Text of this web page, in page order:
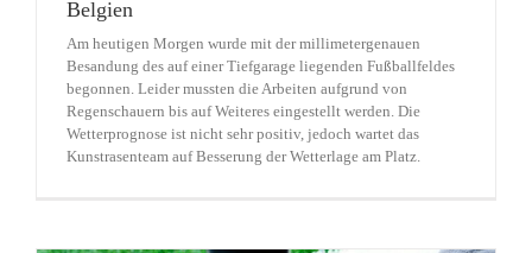
Belgien
Am heutigen Morgen wurde mit der millimetergenauen
Besandung des auf einer Tiefgarage liegenden Fußballfeldes
begonnen. Leider mussten die Arbeiten aufgrund von
Regenschauern bis auf Weiteres eingestellt werden. Die
Wetterprognose ist nicht sehr positiv, jedoch wartet das
Kunstrasenteam auf Besserung der Wetterlage am Platz.